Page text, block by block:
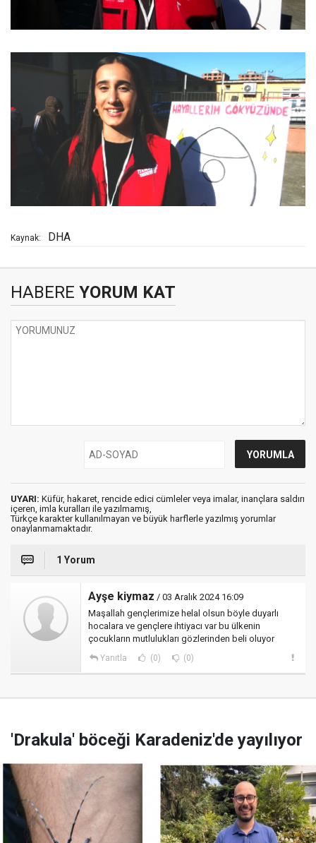
Kaynak: DHA
HABERE YORUM KAT
UYARI: Küfür, hakaret, rencide edici cümleler veya imalar, inançlara saldırı
içeren, imla kuralları ile yazılmamış,
Türkçe karakter kullanılmayan ve büyük harflerle yazılmış yorumlar
onaylanmamaktadır.
1 Yorum
Ayşe kiymaz / 03 Aralık 2024 16:09
Maşallah gençlerimize helal olsun böyle duyarlı
hocalara ve gençlere ihtiyacı var bu ülkenin
çocukların mutlulukları gözlerinden beli oluyor
Yanıtla (0) (0)
'Drakula' böceği Karadeniz'de yayılıyor